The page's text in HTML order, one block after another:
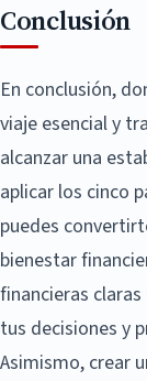
Conclusión
En conclusión,
viaje esencial y
alcanzar una
aplicar los cinco
puedes
bienestar
financieras
tus decisiones y
Asimismo, crear